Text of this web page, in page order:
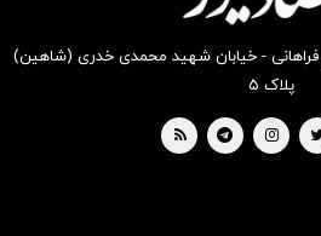
فراهانی - خیابان شهید محمدی خدری (شاهین)
پلاک ۵